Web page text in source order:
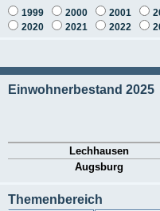
1999 2000 2001
2020
2021 2022
Einwohnerbestand 2025
Lechhausen
Augsburg
Themenbereich